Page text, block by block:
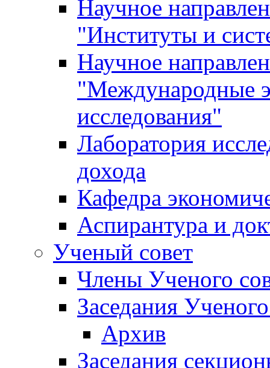
Научное
"Институты и
Научное
"Международные
исследования"
Лаборатория
дохода
Кафедра
Аспирантура и
Ученый совет
Члены Ученого
Заседания
Архив
Заседания